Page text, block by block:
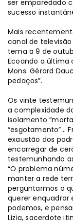
ser emparedado
sucesso
Mais
canal de
tema a 9 de
Ecoando a última
Mons. Gérard
pedaços”.
Os vinte
a complexidade
isolamento
“esgotamento”...
exaustão dos
encarregar de
testemunhando
“O problema
manter a rede
perguntarmos o
querer enquadrar
podemos, e
Lizia, sacerdote